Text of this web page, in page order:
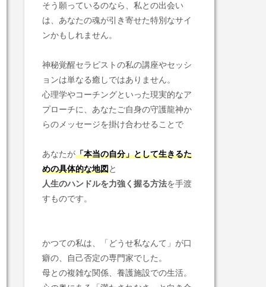
そう願っているのなら、私との出会い
は、あなたの魂が引き寄せた特別なサイ
ンかもしれません。
神秘覚醒セラピストの私の講座やセッシ
ョンは単なる癒しではありません。
心理学やコーチングといった現実的なア
プローチに、あなたご自身の守護龍神か
らのメッセージを掛け合わせることで
あなたが「本当の自分」として生きるた
めの具体的な地図と
人生のハンドルを力強く握る方法を手渡
すものです。
かつての私は、「どうせ私なんて」が口
癖の、自己否定の専門家でした。
母との複雑な関係、養護施設での生活。